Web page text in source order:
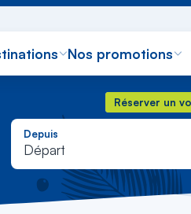
Nos promotions
Réserver un vol
Réserver un
Depuis
Départ